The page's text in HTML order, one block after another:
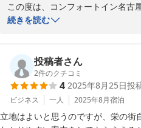
お気軽にお声掛けくださいませ。
いりますので、末永く当ホテルを
ざいます。
次回またお目にかかれますことを
上げております。
2025-09-25
この度は、コンフォートイン名古
にありがとうございました。
投稿にてお褒めの言葉を賜りまし
いただきましたお声はフロント
し、今後の励みにさせていただき
秋になり、またスムージーのメニ
季節ごとに内容を変えて提供をい
続きを読む
投稿者さん
2件のクチコミ
4 2025年8月25日投
ビジネス 一人 2025年8月宿泊
立地はよいと思うのですが、栄の街